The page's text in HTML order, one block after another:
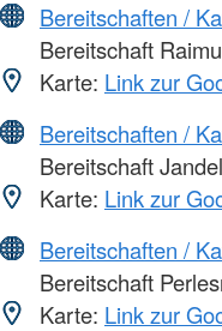
Bereitschaften /
Bereitschaft
Karte: Link zur
Bereitschaften /
Bereitschaft
Karte: Link zur
Bereitschaften /
Bereitschaft
Karte: Link zur